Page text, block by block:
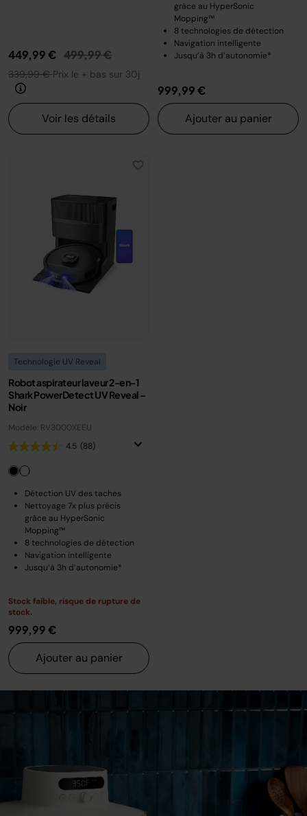
449,99 € Prix réduit de
499,99 €au
339,99 €Prix le + bas sur 30j
Voir les détails
grâce au HyperSonic
Mopping™
8 technologies de détection
Navigation intelligente
Jusqu’à 3h d’autonomie*
999,99 €
Ajouter au panier
Technologie UV Reveal
Robot aspirateur laveur 2-en-1
Shark PowerDetect UV Reveal –
Noir
Modèle: RV3000XEEU
4.5 (88)
Détection UV des taches
Nettoyage 7x plus précis
grâce au HyperSonic
Mopping™
8 technologies de détection
Navigation intelligente
Jusqu’à 3h d’autonomie*
Stock faible, risque de rupture de
stock.
999,99 €
Ajouter au panier